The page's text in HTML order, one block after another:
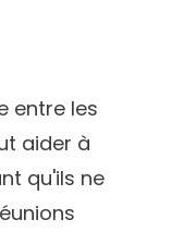
entre les
aider à
qu'ils ne